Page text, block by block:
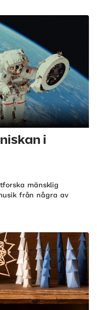
i
mänsklig
från några av